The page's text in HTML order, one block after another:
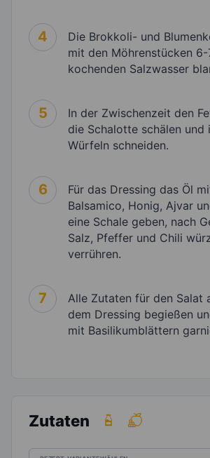
4
Die Brokkoli- und
mit den Möhrenstücken
kochenden Salzwasser
5
In der Zwischenzeit den
die Schalotte schälen und
Würfeln schneiden.
6
Für das Dressing das Öl
Balsamico, Honig, Ajvar
eine Schale geben, nach
Salz, Pfeffer und Chili
verrühren.
7
Alle Zutaten für den Salat
dem Dressing begießen
mit Basilikumblättern
Zutaten